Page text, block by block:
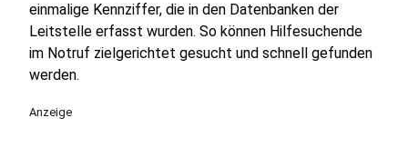
einmalige Kennziffer, die in den Datenbanken der
Leitstelle erfasst wurden. So können Hilfesuchende
im Notruf zielgerichtet gesucht und schnell gefunden
werden.
Anzeige